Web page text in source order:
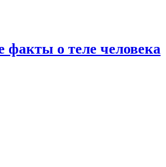
факты о теле человека